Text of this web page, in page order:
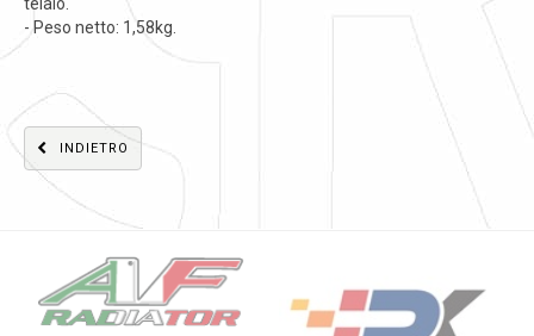
- Peso netto: 1,58kg.
INDIETRO